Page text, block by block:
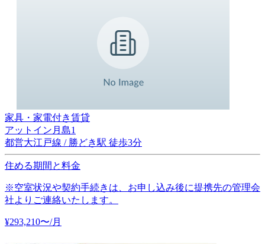
家具・家電付き賃貸
アットイン月島1
都営大江戸線 / 勝どき駅 徒歩3分
住める期間と料金
※空室状況や契約手続きは、お申し込み後に提携先の管理会
社よりご連絡いたします。
¥293,210〜/月